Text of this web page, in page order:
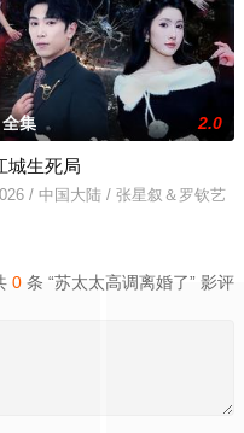
全集 2.0
城生死局
/ 中国大陆 / 张星叙＆罗钦艺
0 条 “苏太太高调离婚了” 影评